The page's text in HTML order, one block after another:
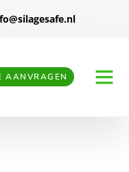
AANVRAGEN